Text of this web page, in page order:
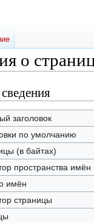
о
заголовок
по умолчанию
(в байтах)
пространства имён
имён
страницы